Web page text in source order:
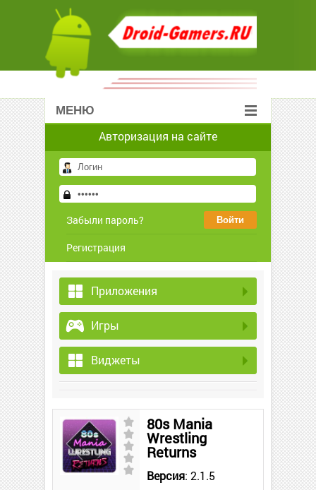
МЕНЮ
Авторизация на сайте
Забыли пароль?
Регистрация
Приложения
Игры
Виджеты
80s Mania
Wrestling
Returns
Версия: 2.1.5